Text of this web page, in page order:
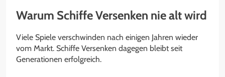
Warum Schiffe Versenken nie alt wird
Viele Spiele verschwinden nach einigen Jahren wieder
vom Markt. Schiffe Versenken dagegen bleibt seit
Generationen erfolgreich.